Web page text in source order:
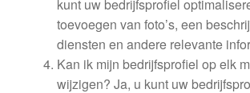
kunt uw bedrijfsprofiel
toevoegen van foto’s, een
diensten en andere relevante
Kan ik mijn bedrijfsprofiel op elk
wijzigen? Ja, u kunt uw